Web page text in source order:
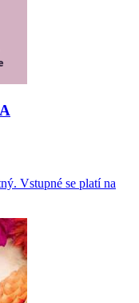
Vstupné se platí na